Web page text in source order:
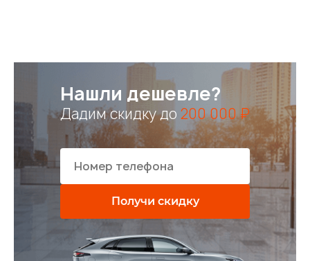
Нашли дешевле?
Дадим скидку до 200 000 ₽
Получи скидку